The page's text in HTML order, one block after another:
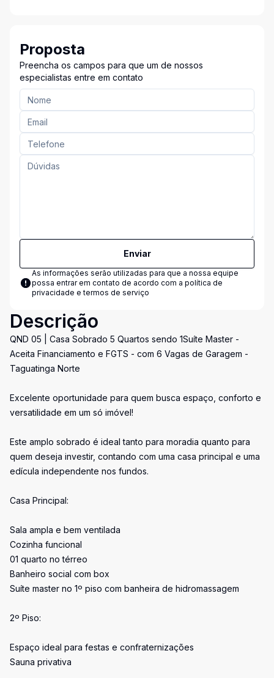
Proposta
Preencha os campos para que um de nossos
especialistas entre em contato
Enviar
As informações serão utilizadas para que a nossa equipe
possa entrar em contato de acordo com a política de
privacidade e termos de serviço
Descrição
QND 05 | Casa Sobrado 5 Quartos sendo 1Suíte Master -
Aceita Financiamento e FGTS - com 6 Vagas de Garagem -
Taguatinga Norte
Excelente oportunidade para quem busca espaço, conforto e
versatilidade em um só imóvel!
Este amplo sobrado é ideal tanto para moradia quanto para
quem deseja investir, contando com uma casa principal e uma
edícula independente nos fundos.
Casa Principal:
Sala ampla e bem ventilada
Cozinha funcional
01 quarto no térreo
Banheiro social com box
Suíte master no 1º piso com banheira de hidromassagem
2º Piso:
Espaço ideal para festas e confraternizações
Sauna privativa